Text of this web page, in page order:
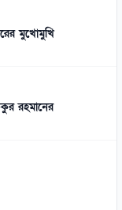
মুখোমুখি
রহমানের